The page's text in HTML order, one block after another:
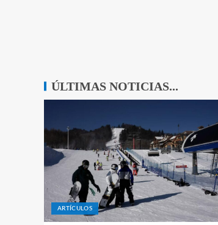
ÚLTIMAS NOTICIAS...
ARTÍCULOS